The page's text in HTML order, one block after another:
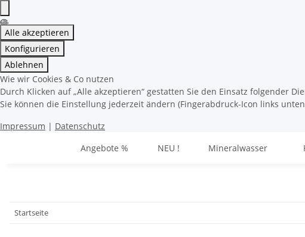
Alle akzeptieren
Konfigurieren
Ablehnen
Wie wir Cookies & Co nutzen
Durch Klicken auf „Alle akzeptieren“ gestatten Sie den Einsatz folgender
Sie können die Einstellung jederzeit ändern (Fingerabdruck-Icon links
Impressum | Datenschutz
Angebote %
NEU ! Mineralwasser
Startseite